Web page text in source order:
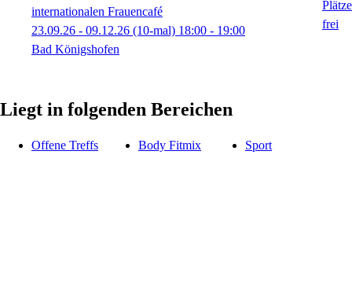
internationalen Frauencafé
23.09.26 - 09.12.26 (10-mal) 18:00 - 19:00
Bad Königshofen
Liegt in folgenden Bereichen
Offene Treffs Body Fitmix Sport